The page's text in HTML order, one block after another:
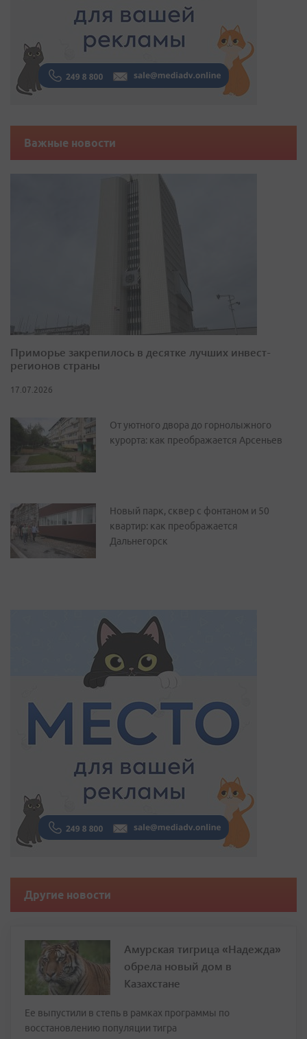
Важные новости
Приморье закрепилось в десятке лучших инвест-
регионов страны
17.07.2026
От уютного двора до горнолыжного
курорта: как преображается Арсеньев
Новый парк, сквер с фонтаном и 50
квартир: как преображается
Дальнегорск
Другие новости
Амурская тигрица «Надежда»
обрела новый дом в
Казахстане
Ее выпустили в степь в рамках программы по
восстановлению популяции тигра